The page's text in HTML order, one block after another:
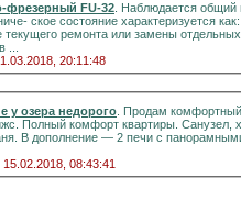
фрезерный FU-32 . Наблюдается
ское состояние характеризуется
ремонта или замены
...
20:11:48
у озера недорого . Продам комфортный
квартиры. Санузел, холодная и горячая вода,
15.02.2018, 08:43:41